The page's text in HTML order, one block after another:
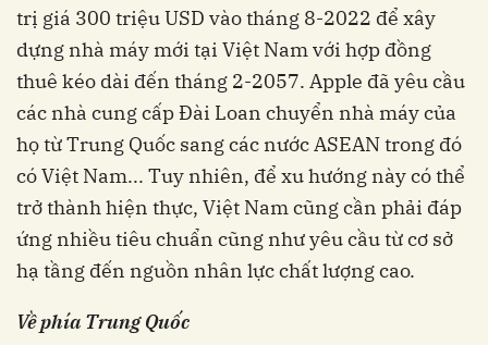
trị giá 300 triệu USD vào tháng 8-2022 để xây
dựng nhà máy mới tại Việt Nam với hợp đồng
thuê kéo dài đến tháng 2-2057. Apple đã yêu cầu
các nhà cung cấp Đài Loan chuyển nhà máy của
họ từ Trung Quốc sang các nước ASEAN trong đó
có Việt Nam... Tuy nhiên, để xu hướng này có thể
trở thành hiện thực, Việt Nam cũng cần phải đáp
ứng nhiều tiêu chuẩn cũng như yêu cầu từ cơ sở
hạ tầng đến nguồn nhân lực chất lượng cao.
Về phía Trung Quốc